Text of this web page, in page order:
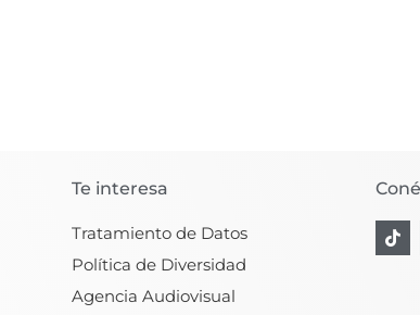
Te interesa
Tratamiento de Datos
Política de Diversidad
Agencia Audiovisual
T
i
k